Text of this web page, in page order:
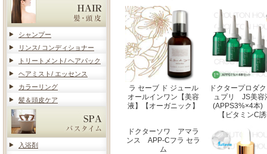
シャンプー
リンス/ コンディショナー
トリートメント/ ヘアパック
ヘアミスト/ エッセンス
カラーリング
髪＆頭皮ケア
入浴剤
ラ セーブ ド ジュール
オールインワン【美容
液】【オーガニック】
ドクタープロダ
ュプリ JS美
(APPS3%×4本)
【ビタミンC
ドクターソワ アマラ
ンス APP-Cフラ セラ
ム